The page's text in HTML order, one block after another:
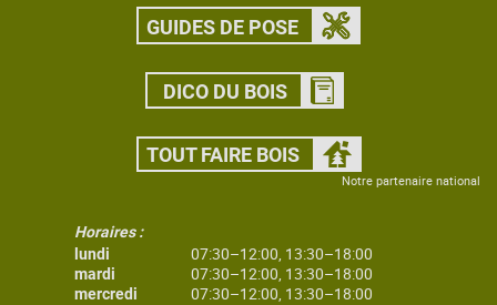
Horaires :
lundi
07:30–12:00, 13:30–18:00
mardi 07:30–12:00, 13:30–18:00
mercredi
07:30–12:00, 13:30–18:00
GUIDES DE POSE
DICO DU BOIS
TOUT FAIRE BOIS
Notre partenaire national